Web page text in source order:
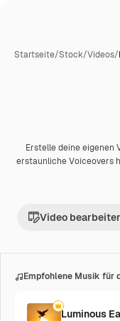
Startseite/Stock/Videos/
Premium
Erstelle deine eigenen
erstaunliche Voiceovers
Video
Empfohlene Musik für
Luminous